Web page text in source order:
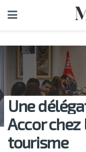
Une
Accor
tourisme